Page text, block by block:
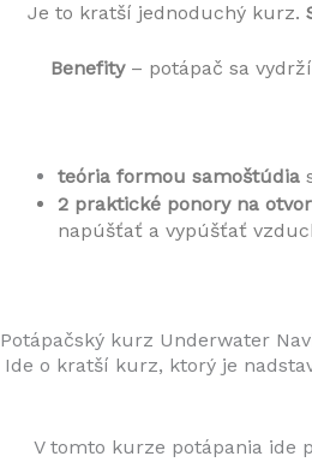
Je to kratší jednoduchý kurz.
Benefity – potápač sa
teória formou samoštúdia
2 praktické ponory na
napúšťať a vypúšťať
Potápačský kurz Underwater
Ide o kratší kurz, ktorý je
V tomto kurze potápania ide